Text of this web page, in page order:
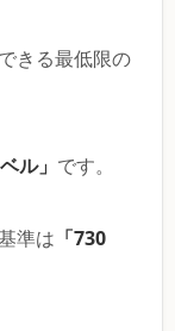
きる最低限の
ル」 です。
準は 「730